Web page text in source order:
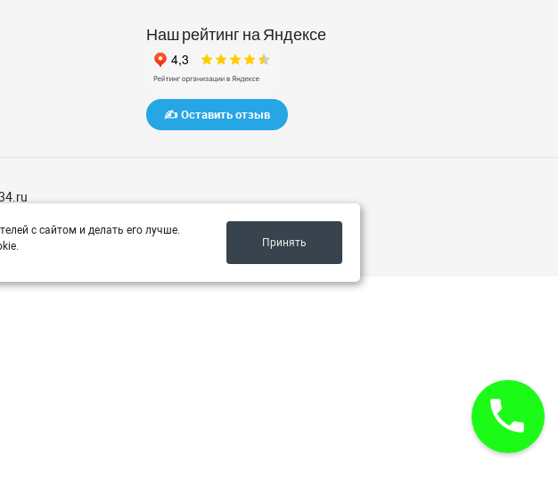
Наш рейтинг на Яндексе
✍️ Оставить отзыв
с сайтом и делать его лучше.
Принять